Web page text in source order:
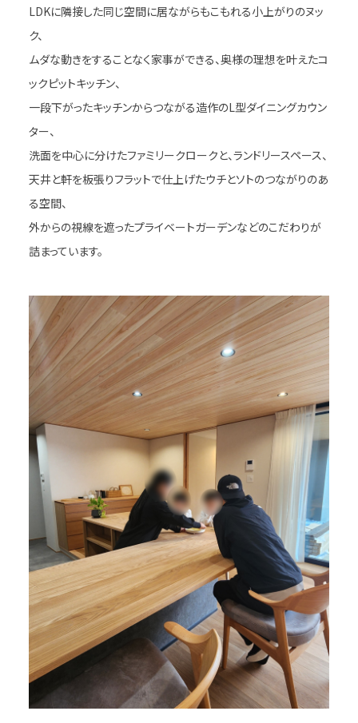
LDKに隣接した同じ空間に居ながらもこもれる小上がりのヌッ
ク、
ムダな動きをすることなく家事ができる、奥様の理想を叶えたコ
ックピットキッチン、
一段下がったキッチンからつながる造作のL型ダイニングカウン
ター、
洗面を中心に分けたファミリークロークと、ランドリースペース、
天井と軒を板張りフラットで仕上げたウチとソトのつながりのあ
る空間、
外からの視線を遮ったプライベートガーデンなどのこだわりが
詰まっています。